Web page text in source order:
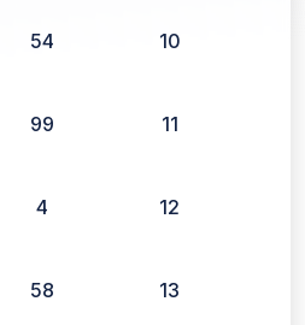
54 10
99 11
4 12
58 13